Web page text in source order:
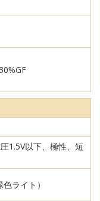
1.5V以下、極性、短
ライト）